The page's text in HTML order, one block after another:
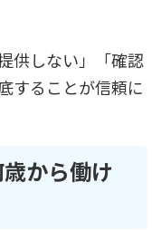
供しない」「確認
することが信頼に
から働け